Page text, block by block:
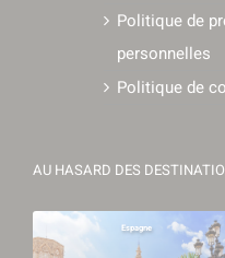
Politique de
personnelles
Politique de
AU HASARD DES
Espagne